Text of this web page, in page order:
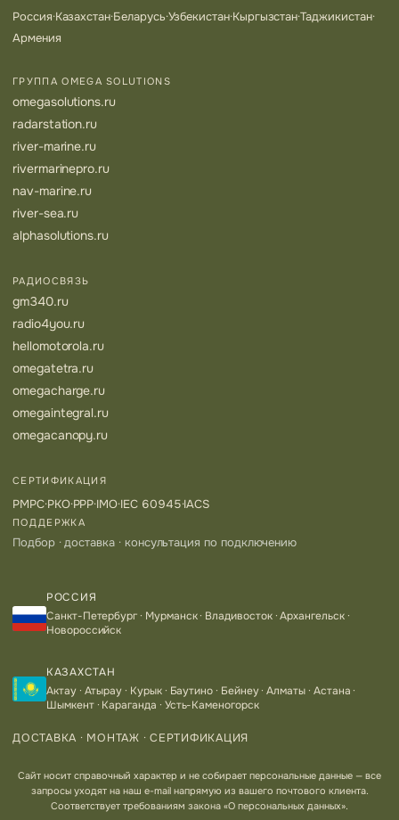
Россия·Казахстан·Беларусь·Узбекистан·Кыргызстан·Таджикистан·
Армения
ГРУППА OMEGA SOLUTIONS
omegasolutions.ru
radarstation.ru
river-marine.ru
rivermarinepro.ru
nav-marine.ru
river-sea.ru
alphasolutions.ru
РАДИОСВЯЗЬ
gm340.ru
radio4you.ru
hellomotorola.ru
omegatetra.ru
omegacharge.ru
omegaintegral.ru
omegacanopy.ru
СЕРТИФИКАЦИЯ
РМРС·РКО·РРР·IMO·IEC 60945·IACS
ПОДДЕРЖКА
Подбор · доставка · консультация по подключению
РОССИЯ
Санкт-Петербург · Мурманск · Владивосток · Архангельск ·
Новороссийск
КАЗАХСТАН
Актау · Атырау · Курык · Баутино · Бейнеу · Алматы · Астана ·
Шымкент · Караганда · Усть-Каменогорск
ДОСТАВКА · МОНТАЖ · СЕРТИФИКАЦИЯ
Сайт носит справочный характер и не собирает персональные данные — все
запросы уходят на наш e-mail напрямую из вашего почтового клиента.
Соответствует требованиям закона «О персональных данных».